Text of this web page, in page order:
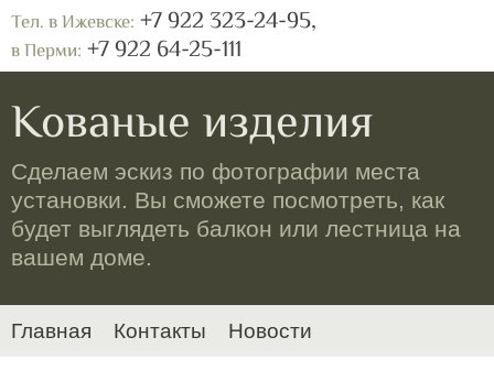
Тел. в Ижевске: +7 922 323-24-95,
в Перми: +7 922 64-25-111
Кованые изделия
Сделаем эскиз по фотографии места
установки. Вы сможете посмотреть, как
будет выглядеть балкон или лестница на
вашем доме.
Главная Контакты Новости